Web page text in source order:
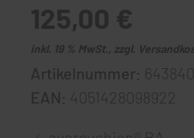
125,00 €
inkl. 19 % MwSt., zzgl.
Artikelnummer:
EAN: 4051428098922